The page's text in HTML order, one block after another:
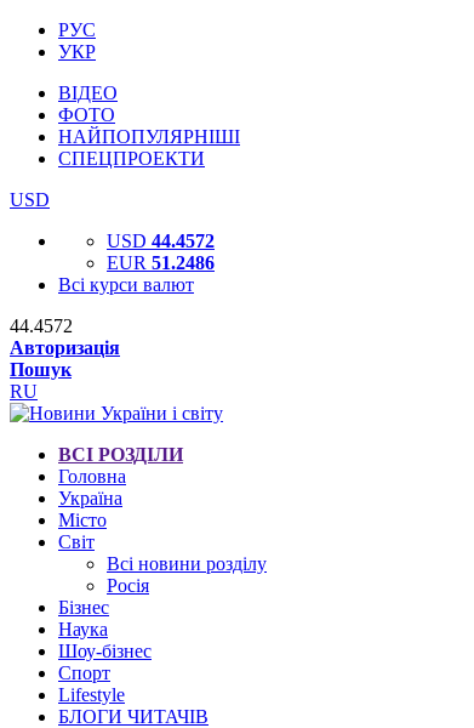
РУС
УКР
ВІДЕО
ФОТО
НАЙПОПУЛЯРНІШІ
СПЕЦПРОЕКТИ
USD
USD 44.4572
EUR 51.2486
Всі курси валют
44.4572
Авторизація
Пошук
RU
ВСІ РОЗДІЛИ
Головна
Україна
Місто
Світ
Всі новини розділу
Росія
Бізнес
Наука
Шоу-бізнес
Спорт
Lifestyle
БЛОГИ ЧИТАЧІВ